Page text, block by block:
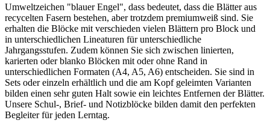
Umweltzeichen "blauer Engel", dass bedeutet, dass die Blätter aus
recycelten Fasern bestehen, aber trotzdem premiumweiß sind. Sie
erhalten die Blöcke mit verschieden vielen Blättern pro Block und
in unterschiedlichen Lineaturen für unterschiedliche
Jahrgangsstufen. Zudem können Sie sich zwischen linierten,
karierten oder blanko Blöcken mit oder ohne Rand in
unterschiedlichen Formaten (A4, A5, A6) entscheiden. Sie sind in
Sets oder einzeln erhältlich und die am Kopf geleimten Varianten
bilden einen sehr guten Halt sowie ein leichtes Entfernen der Blätter.
Unsere Schul-, Brief- und Notizblöcke bilden damit den perfekten
Begleiter für jeden Lerntag.